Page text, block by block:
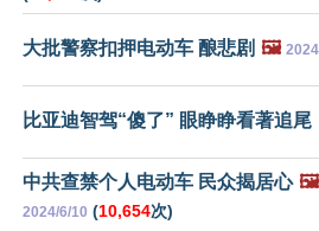
大批警察扣押电动车 酿悲剧 🖼️
比亚迪智驾“傻了” 眼睁睁看著追尾
中共查禁个人电动车 民众揭居心 🖼️
2024/6/10 (10,654次)